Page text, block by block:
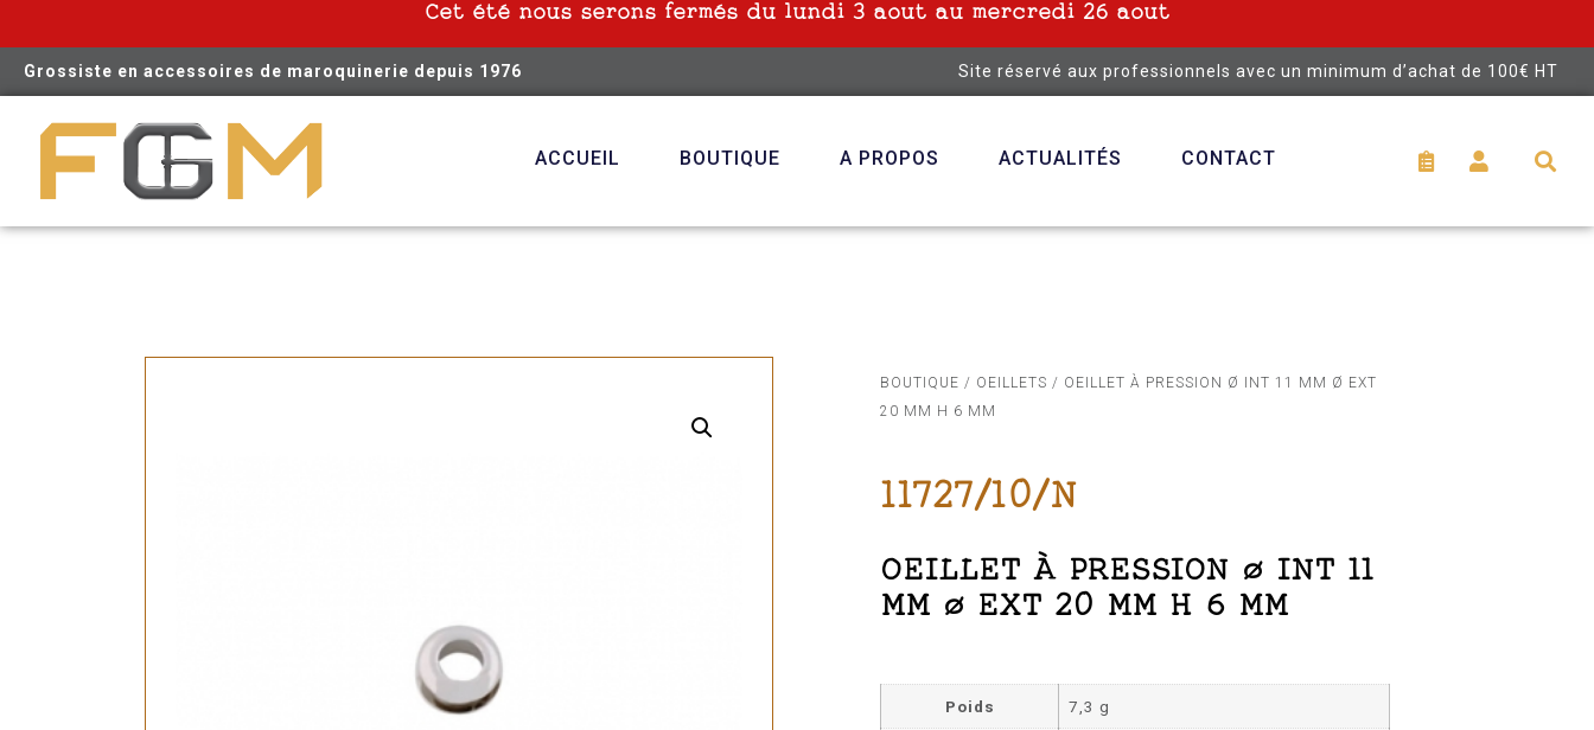
Cet été nous serons fermés du lundi 3 aout au mercredi 26 aout
Grossiste en accessoires de maroquinerie depuis 1976 Site réservé aux professionnels avec un minimum d’achat de 100€ HT
ACCUEIL BOUTIQUE A PROPOS ACTUALITÉS CONTACT
BOUTIQUE / OEILLETS / OEILLET À PRESSION Ø INT 11 MM Ø EXT
20 MM H 6 MM
11727/10/N
OEILLET À PRESSION Ø INT 11
MM Ø EXT 20 MM H 6 MM
Poids 7,3 g